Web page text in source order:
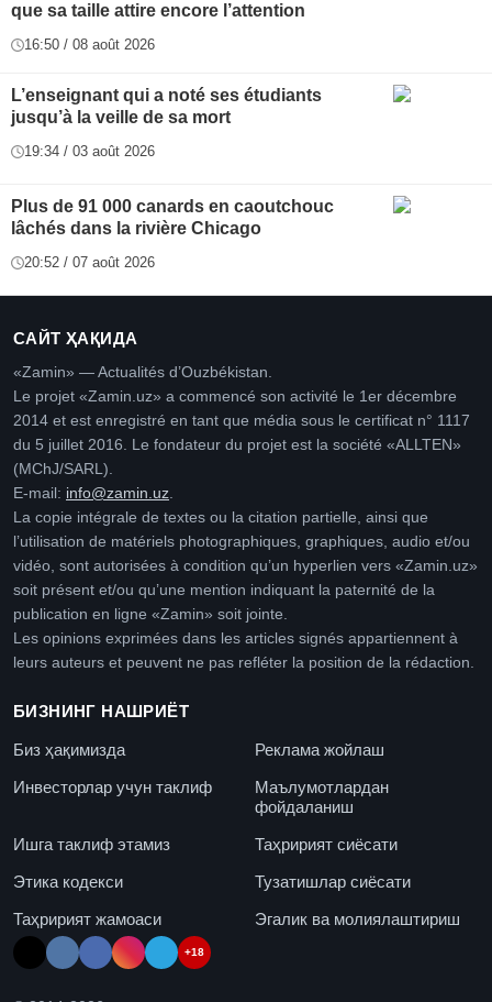
que sa taille attire encore l’attention
16:50 / 08 août 2026
L’enseignant qui a noté ses étudiants
jusqu’à la veille de sa mort
19:34 / 03 août 2026
Plus de 91 000 canards en caoutchouc
lâchés dans la rivière Chicago
20:52 / 07 août 2026
САЙТ ҲАҚИДА
«Zamin» — Actualités d’Ouzbékistan.
Le projet «Zamin.uz» a commencé son activité le 1er décembre
2014 et est enregistré en tant que média sous le certificat n° 1117
du 5 juillet 2016. Le fondateur du projet est la société «ALLTEN»
(MChJ/SARL).
E-mail: info@zamin.uz.
La copie intégrale de textes ou la citation partielle, ainsi que
l’utilisation de matériels photographiques, graphiques, audio et/ou
vidéo, sont autorisées à condition qu’un hyperlien vers «Zamin.uz»
soit présent et/ou qu’une mention indiquant la paternité de la
publication en ligne «Zamin» soit jointe.
Les opinions exprimées dans les articles signés appartiennent à
leurs auteurs et peuvent ne pas refléter la position de la rédaction.
БИЗНИНГ НАШРИЁТ
Биз ҳақимизда
Реклама жойлаш
Инвесторлар учун таклиф
Маълумотлардан
фойдаланиш
Ишга таклиф этамиз
Таҳририят сиёсати
Этика кодекси
Тузатишлар сиёсати
Таҳририят жамоаси
Эгалик ва молиялаштириш
+18